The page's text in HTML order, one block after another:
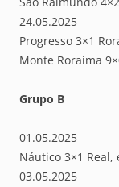
24.05.2025
Progresso 3×1
Monte Roraima
Grupo B
01.05.2025
Náutico 3×1 Real,
03.05.2025